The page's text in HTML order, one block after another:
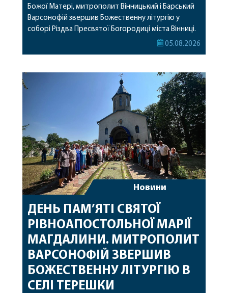
Божої Матері, митрополит Вінницький і Барський
Варсонофій звершив Божественну літургію у
соборі Різдва Пресвятої Богородиці міста Вінниці.
Його Високопреосвященству співслужили
священному сані. Під час богослужіння підносилися
особливі молитви за мир в Україні, за воїнів, які
05.08.2026
Новини
ДЕНЬ ПАМ’ЯТІ СВЯТОЇ
РІВНОАПОСТОЛЬНОЇ МАРІЇ
МАГДАЛИНИ. МИТРОПОЛИТ
ВАРСОНОФІЙ ЗВЕРШИВ
БОЖЕСТВЕННУ ЛІТУРГІЮ В
СЕЛІ ТЕРЕШКИ